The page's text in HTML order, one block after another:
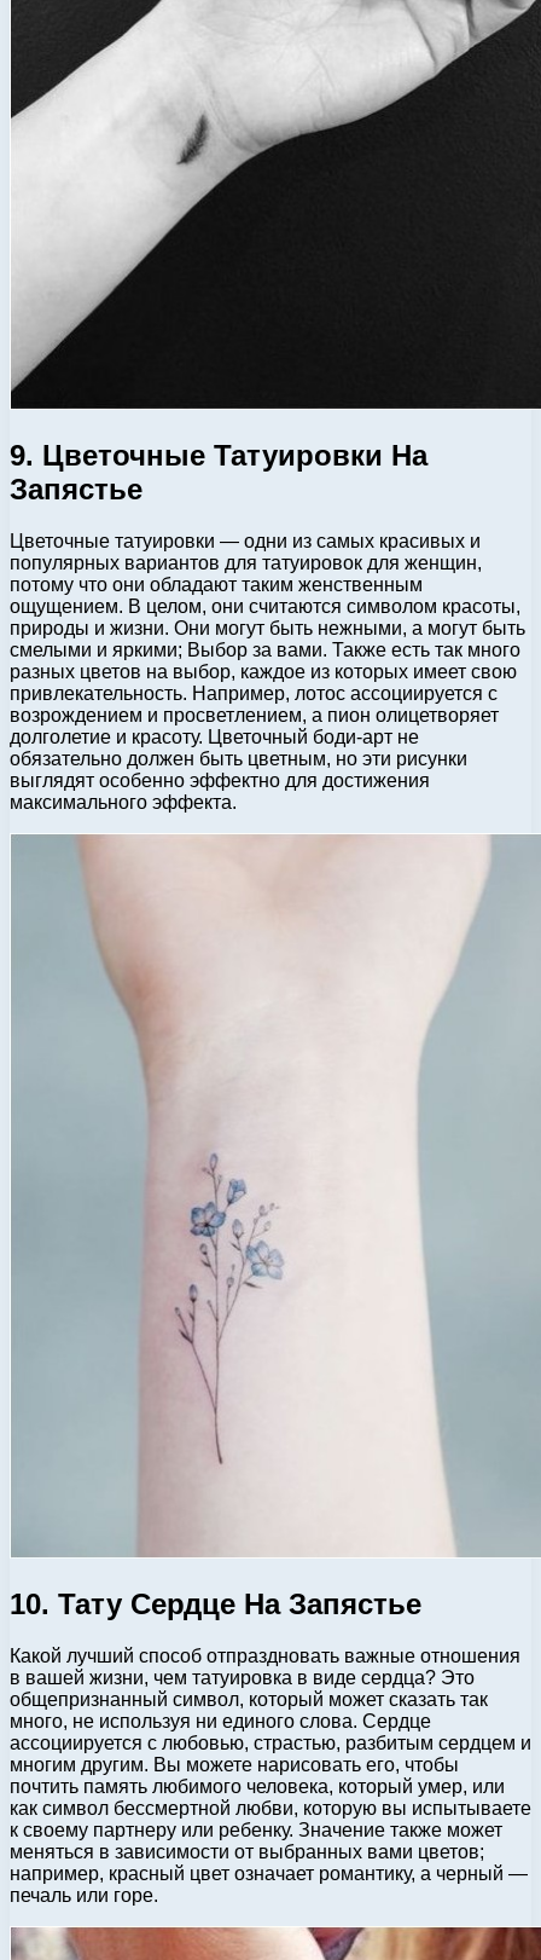
9. Цветочные Татуировки На
Запястье
Цветочные татуировки — одни из самых красивых и
популярных вариантов для татуировок для женщин,
потому что они обладают таким женственным
ощущением. В целом, они считаются символом красоты,
природы и жизни. Они могут быть нежными, а могут быть
смелыми и яркими; Выбор за вами. Также есть так много
разных цветов на выбор, каждое из которых имеет свою
привлекательность. Например, лотос ассоциируется с
возрождением и просветлением, а пион олицетворяет
долголетие и красоту. Цветочный боди-арт не
обязательно должен быть цветным, но эти рисунки
выглядят особенно эффектно для достижения
максимального эффекта.
10. Тату Сердце На Запястье
Какой лучший способ отпраздновать важные отношения
в вашей жизни, чем татуировка в виде сердца? Это
общепризнанный символ, который может сказать так
много, не используя ни единого слова. Сердце
ассоциируется с любовью, страстью, разбитым сердцем и
многим другим. Вы можете нарисовать его, чтобы
почтить память любимого человека, который умер, или
как символ бессмертной любви, которую вы испытываете
к своему партнеру или ребенку. Значение также может
меняться в зависимости от выбранных вами цветов;
например, красный цвет означает романтику, а черный —
печаль или горе.